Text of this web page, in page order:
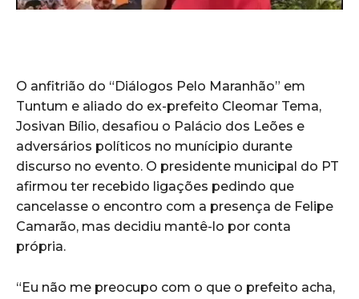
O anfitrião do “Diálogos Pelo Maranhão” em
Tuntum e aliado do ex-prefeito Cleomar Tema,
Josivan Bílio, desafiou o Palácio dos Leões e
adversários políticos no munícipio durante
discurso no evento. O presidente municipal do PT
afirmou ter recebido ligações pedindo que
cancelasse o encontro com a presença de Felipe
Camarão, mas decidiu mantê-lo por conta
própria.
“Eu não me preocupo com o que o prefeito acha,